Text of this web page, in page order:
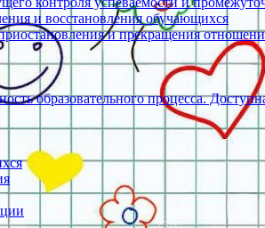
и восстановления обучающихся
и прекращения
образовательного процесса.